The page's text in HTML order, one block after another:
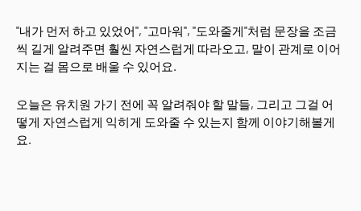
"내가 먼저 하고 있었어", "고마워", "도와줄게"처럼 문장을 조금
씩 길게 알려주면 훨씬 자연스럽게 따라오고, 말이 관계로 이어
지는 걸 몸으로 배울 수 있어요.
오늘은 유치원 가기 전에 꼭 알려줘야 할 말들, 그리고 그걸 어
떻게 자연스럽게 익히게 도와줄 수 있는지 함께 이야기해볼게
요.